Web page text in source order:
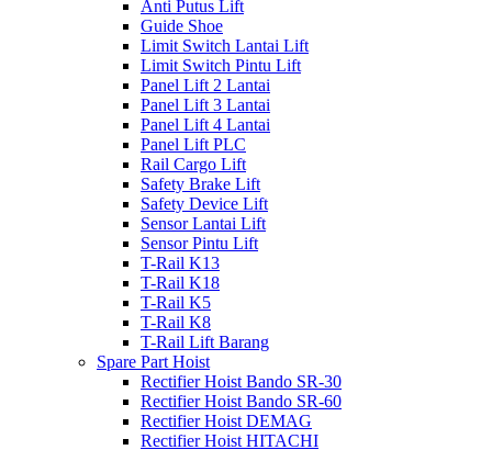
Anti Putus Lift
Guide Shoe
Limit Switch Lantai Lift
Limit Switch Pintu Lift
Panel Lift 2 Lantai
Panel Lift 3 Lantai
Panel Lift 4 Lantai
Panel Lift PLC
Rail Cargo Lift
Safety Brake Lift
Safety Device Lift
Sensor Lantai Lift
Sensor Pintu Lift
T-Rail K13
T-Rail K18
T-Rail K5
T-Rail K8
T-Rail Lift Barang
Spare Part Hoist
Rectifier Hoist Bando SR-30
Rectifier Hoist Bando SR-60
Rectifier Hoist DEMAG
Rectifier Hoist HITACHI